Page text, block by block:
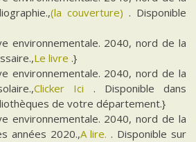
(la couverture) . Disponible
environnementale. 2040, nord de la
Le livre .}
environnementale. 2040, nord de la
Clicker Ici . Disponible dans
de votre département.}
environnementale. 2040, nord de la
années 2020.,A lire. . Disponible sur